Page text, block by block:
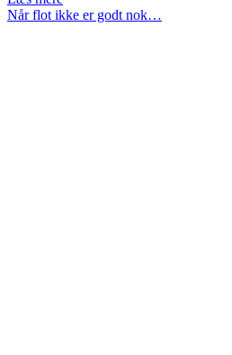
og
Når flot ikke er godt nok…